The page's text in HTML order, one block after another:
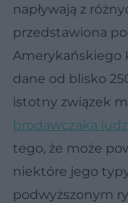
napływają z
przedstawiona
Amerykańskiego
dane od blisko
istotny związek
brodawczaka
tego, że może
niektóre jego
podwyższonym